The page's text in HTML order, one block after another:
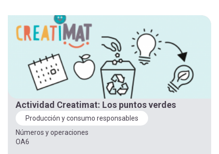
Actividad Creatimat: Los puntos verdes
Producción y consumo responsables
Números y operaciones
OA6